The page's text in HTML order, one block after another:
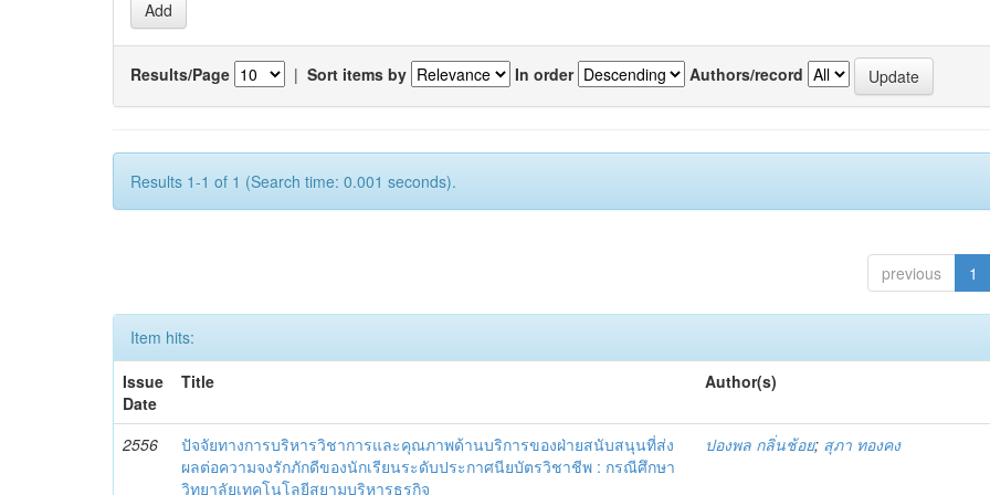
Results/Page | Sort items by In order Authors/record
Results 1-1 of 1 (Search time: 0.001 seconds).
previous 1
Item hits:
Issue
Date
Title Author(s)
2556
ปัจจัยทางการบริหารวิชาการและคุณภาพด้านบริการของฝ่ายสนับสนุนที่ส่ง
ผลต่อความจงรักภักดีของนักเรียนระดับประกาศนียบัตรวิชาชีพ : กรณีศึกษา
วิทยาลัยเทคโนโลยีสยามบริหารธุรกิจ
ปองพล กลิ่นช้อย; สุภา ทองคง